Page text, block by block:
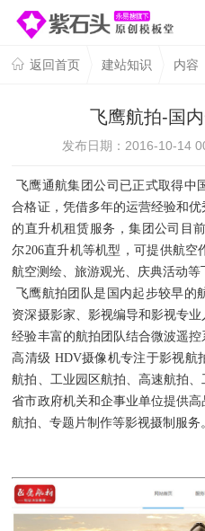
返回首页 建站知识 内容
飞鹰航拍-国
发布日期：2016-10-14
飞鹰通航集团公司已正式取得
合格证，凭借多年的运营经验和
的直升机租赁服务，集团公司目
尔206直升机等机型，可提供航空
航空测绘、旅游观光、庆典活动等
飞鹰航拍团队是国内起步较早
资深摄影家、影视编导和影视专
经验丰富的航拍团队结合微波遥
高清级 HDV摄像机专注于影视航
航拍、工业园区航拍、高速航拍
省市政府机关和企事业单位提供
航拍、专题片制作等影视摄制服务